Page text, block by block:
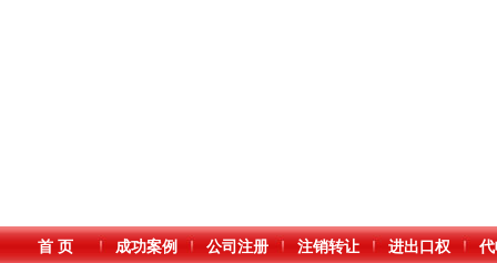
首 页 成功案例 公司注册 注销转让 进出口权